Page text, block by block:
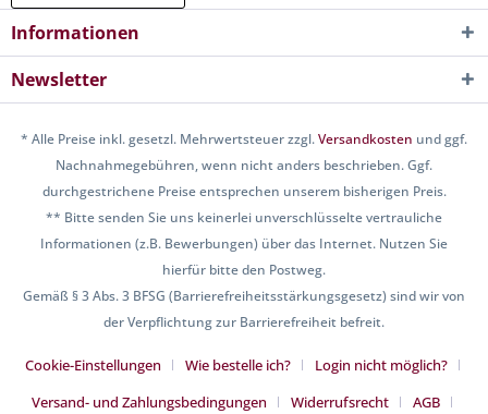
Informationen
Newsletter
* Alle Preise inkl. gesetzl. Mehrwertsteuer zzgl.Versandkosten und ggf.
Nachnahmegebühren, wenn nicht anders beschrieben. Ggf.
durchgestrichene Preise entsprechen unserem bisherigen Preis.
** Bitte senden Sie uns keinerlei unverschlüsselte vertrauliche
Informationen (z.B. Bewerbungen) über das Internet. Nutzen Sie
hierfür bitte den Postweg.
Gemäß § 3 Abs. 3 BFSG (Barrierefreiheitsstärkungsgesetz) sind wir von
der Verpflichtung zur Barrierefreiheit befreit.
Cookie-Einstellungen Wie bestelle ich?
Login nicht möglich?
Versand- und Zahlungsbedingungen
Widerrufsrecht
AGB